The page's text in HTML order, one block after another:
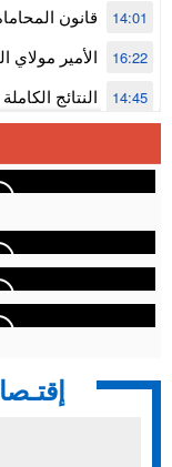
المستوى
قانون المحاماة 14:01
الأمير
الألعاب
16:22
النتائج 14:45
سلا.. توقيف ثلاثة
أقراص 12:48